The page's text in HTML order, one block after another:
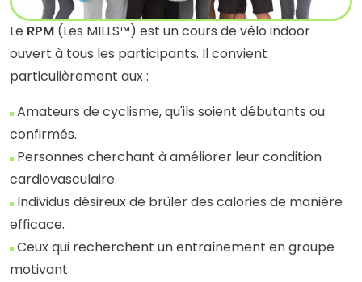
LeRPM(Les MILLS™) est un cours de vélo indoor
ouvert à tous les participants. Il convient
particulièrement aux :
Amateurs de cyclisme, qu'ils soient débutants ou
confirmés.
Personnes cherchant à améliorer leur condition
cardiovasculaire.
Individus désireux de brûler des calories de manière
efficace.
Ceux qui recherchent un entraînement en groupe
motivant.